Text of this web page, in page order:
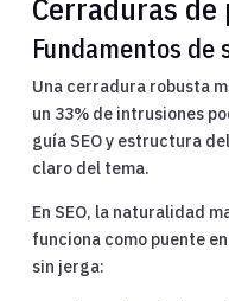
Cerraduras
Fundamentos de
Una cerradura robusta
un 33% de intrusiones
guía SEO y estructura
claro del tema.
En SEO, la naturalidad
funciona como puente
sin jerga: